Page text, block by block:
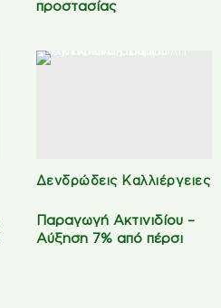
προστασίας
Δενδρώδεις Καλλιέργειες
Παραγωγή Ακτινιδίου –
Αύξηση 7% από πέρσι